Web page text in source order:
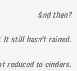
And then?
It still hasn’t rained.
reduced to cinders.